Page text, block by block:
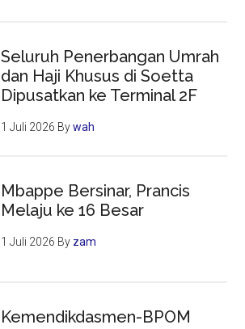
Seluruh Penerbangan Umrah
dan Haji Khusus di Soetta
Dipusatkan ke Terminal 2F
1 Juli 2026 Bywah
Mbappe Bersinar, Prancis
Melaju ke 16 Besar
1 Juli 2026 By zam
Kemendikdasmen-BPOM